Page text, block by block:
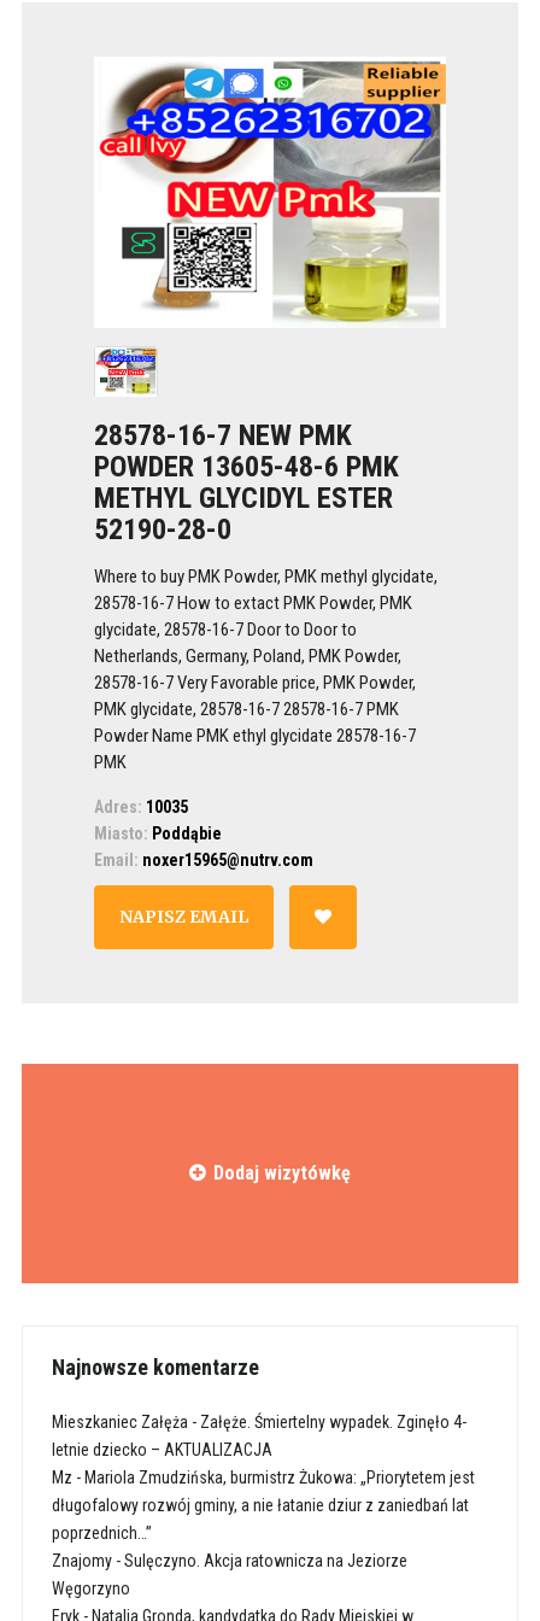
28578-16-7 NEW PMK
POWDER 13605-48-6 PMK
METHYL GLYCIDYL ESTER
52190-28-0
Where to buy PMK Powder, PMK methyl glycidate,
28578-16-7 How to extact PMK Powder, PMK
glycidate, 28578-16-7 Door to Door to
Netherlands, Germany, Poland, PMK Powder,
28578-16-7 Very Favorable price, PMK Powder,
PMK glycidate, 28578-16-7 28578-16-7 PMK
Powder Name PMK ethyl glycidate 28578-16-7
PMK
Adres: 10035
Miasto: Poddąbie
Email: noxer15965@nutrv.com
NAPISZ EMAIL
Dodaj wizytówkę
Najnowsze komentarze
Mieszkaniec Załęża - Załęże. Śmiertelny wypadek. Zginęło 4-
letnie dziecko – AKTUALIZACJA
Mz - Mariola Zmudzińska, burmistrz Żukowa: „Priorytetem jest
długofalowy rozwój gminy, a nie łatanie dziur z zaniedbań lat
poprzednich…”
Znajomy-Sulęczyno. Akcja ratownicza na Jeziorze
Węgorzyno
Eryk- Natalia Gronda, kandydatka do Rady Miejskiej w